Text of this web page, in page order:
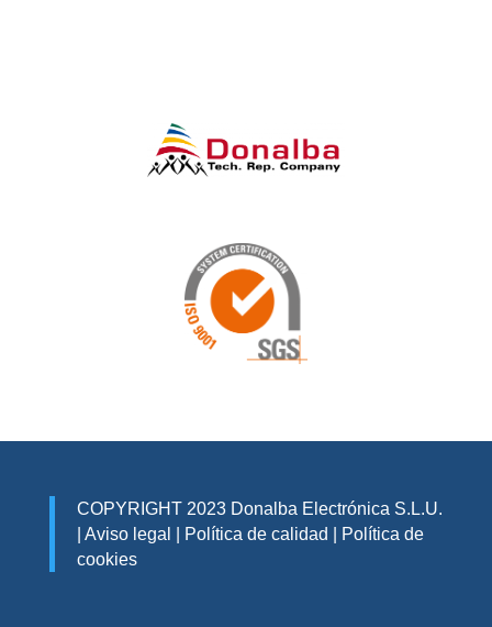
COPYRIGHT 2023 Donalba Electrónica S.L.U.
Aviso legal Política de calidad
Política de
cookies